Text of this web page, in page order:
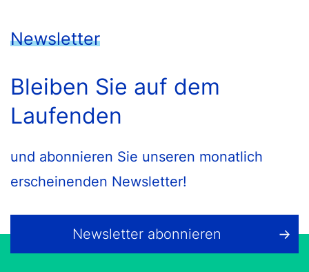
Newsletter
Bleiben Sie auf dem
Laufenden
und abonnieren Sie unseren monatlich
erscheinenden Newsletter!
Newsletter abonnieren